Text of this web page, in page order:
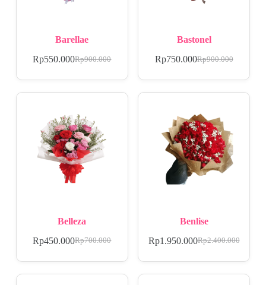
Barellae
Rp900.000
Rp550.000
Bastonel
Rp900.000
Rp750.000
Belleza
Rp700.000
Rp450.000
Benlise
Rp2.400.000
Rp1.950.000